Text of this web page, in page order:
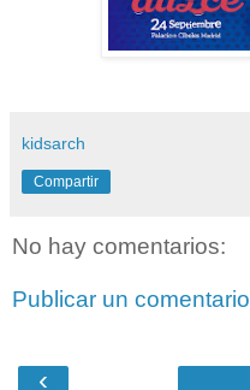
kidsarch
Compartir
No hay comentarios:
Publicar un comentario
‹